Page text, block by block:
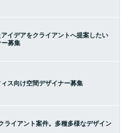
イデアをクライアントへ提案したい
募集
ス向け空間デザイナー募集
ライアント案件。多種多様なデザイン